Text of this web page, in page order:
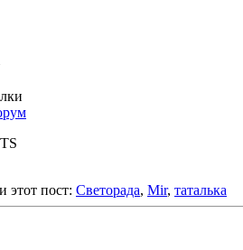
этот пост: Светорада, Mir, таталька